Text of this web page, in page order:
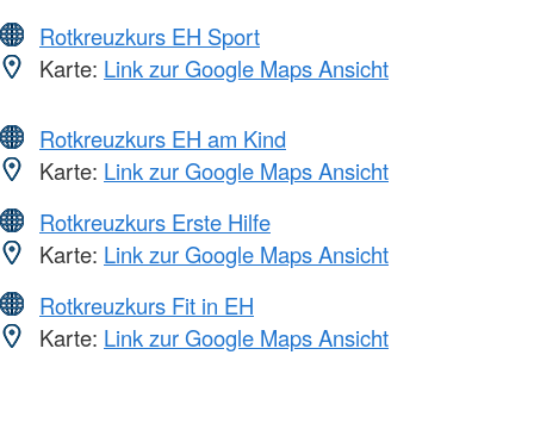
Rotkreuzkurs EH Sport
Karte: Link zur Google Maps Ansicht
Rotkreuzkurs EH am Kind
Karte: Link zur Google Maps Ansicht
Rotkreuzkurs Erste Hilfe
Karte: Link zur Google Maps Ansicht
Rotkreuzkurs Fit in EH
Karte: Link zur Google Maps Ansicht